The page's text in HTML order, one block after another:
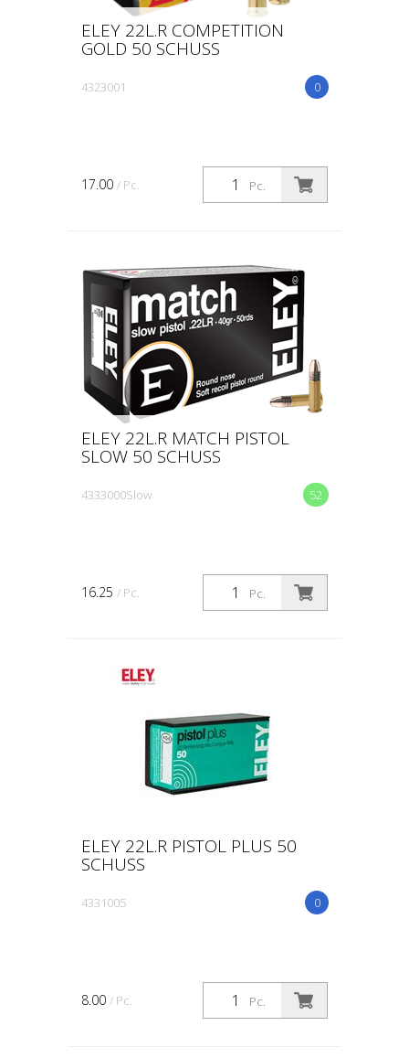
ELEY 22L.R COMPETITION
GOLD 50 SCHUSS
0
4323001
Pc.
17.00 / Pc.
ELEY 22L.R MATCH PISTOL
SLOW 50 SCHUSS
52
4333000Slow
Pc.
16.25 / Pc.
ELEY 22L.R PISTOL PLUS 50
SCHUSS
0
4331005
Pc.
8.00 / Pc.